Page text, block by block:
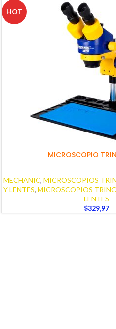
HOT
MICROSCOPIO
MECHANIC, MICROSCOPIOS
Y LENTES, MICROSCOPIOS
LENTES
$329,97